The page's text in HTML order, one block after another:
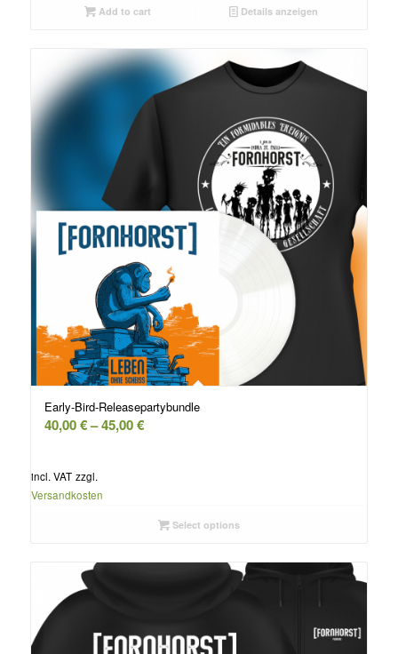
Add to cart Details anzeigen
Early-Bird-Releasepartybundle
40,00€–45,00€
incl. VAT zzgl.
Versandkosten
Select options